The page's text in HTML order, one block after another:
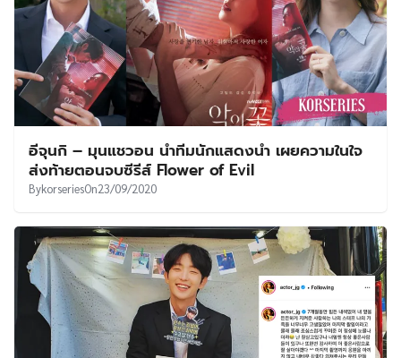
อีจุนกิ – มุนแชวอน นำทีมนักแสดงนำ เผยความในใจ
ส่งท้ายตอนจบซีรีส์ Flower of Evil
BykorseriesOn23/09/2020